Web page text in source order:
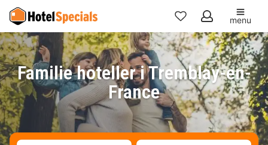
Mine
favoritter
menu
Familie hoteller i Tremblay-en-
France